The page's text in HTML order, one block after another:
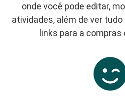
onde você pode editar,
atividades, além de ver
links para a compras